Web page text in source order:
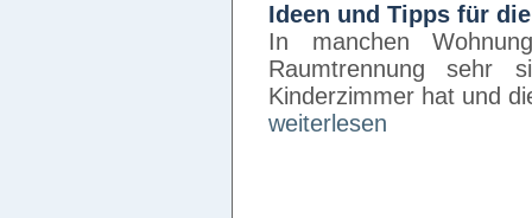
Ideen und Tipps für
In manchen
Raumtrennung sehr
Kinderzimmer hat und
weiterlesen